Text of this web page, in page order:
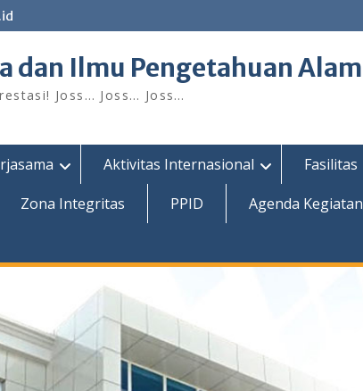
dan Ilmu Pengetahuan Alam
Joss… Joss… Joss…
Aktivitas Internasional Fasilitas
Zona Integritas PPID Agenda Kegiatan